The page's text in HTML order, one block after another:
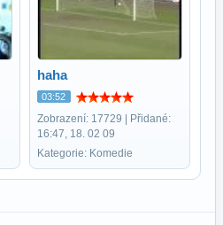
haha
03:52
Zobrazení: 17729 | Přidané:
16:47, 18. 02 09
Kategorie: Komedie